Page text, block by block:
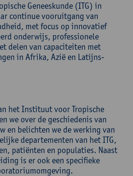
Geneeskunde (ITG) in
continue vooruitgang van
met focus op innovatief
onderwijs, professionele
delen van capaciteiten met
in Afrika, Azië en Latijns-
het Instituut voor Tropische
we over de geschiedenis van
en belichten we de werking van
departementen van het ITG,
patiënten en populaties. Naast
is er ook een specifieke